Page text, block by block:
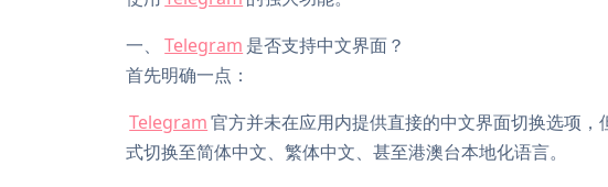
一、
Telegram 是否支持中文界面？
首先明确一点：
Telegram官方并未在应用内提供直接的中文界面切换选项
式切换至简体中文、繁体中文、甚至港澳台本地化语言。